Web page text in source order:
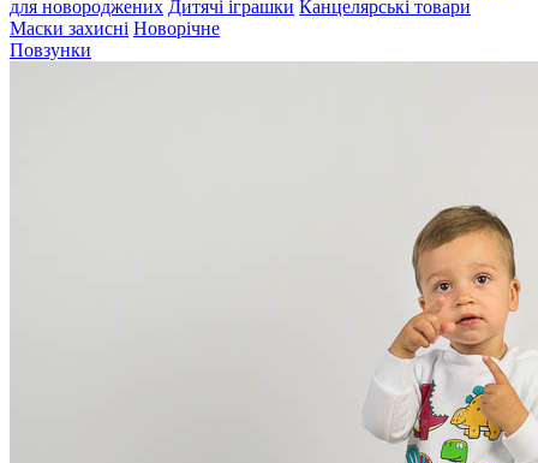
для новороджених Дитячі іграшки Канцелярські товари
Маски захисні Новорічне
Повзунки